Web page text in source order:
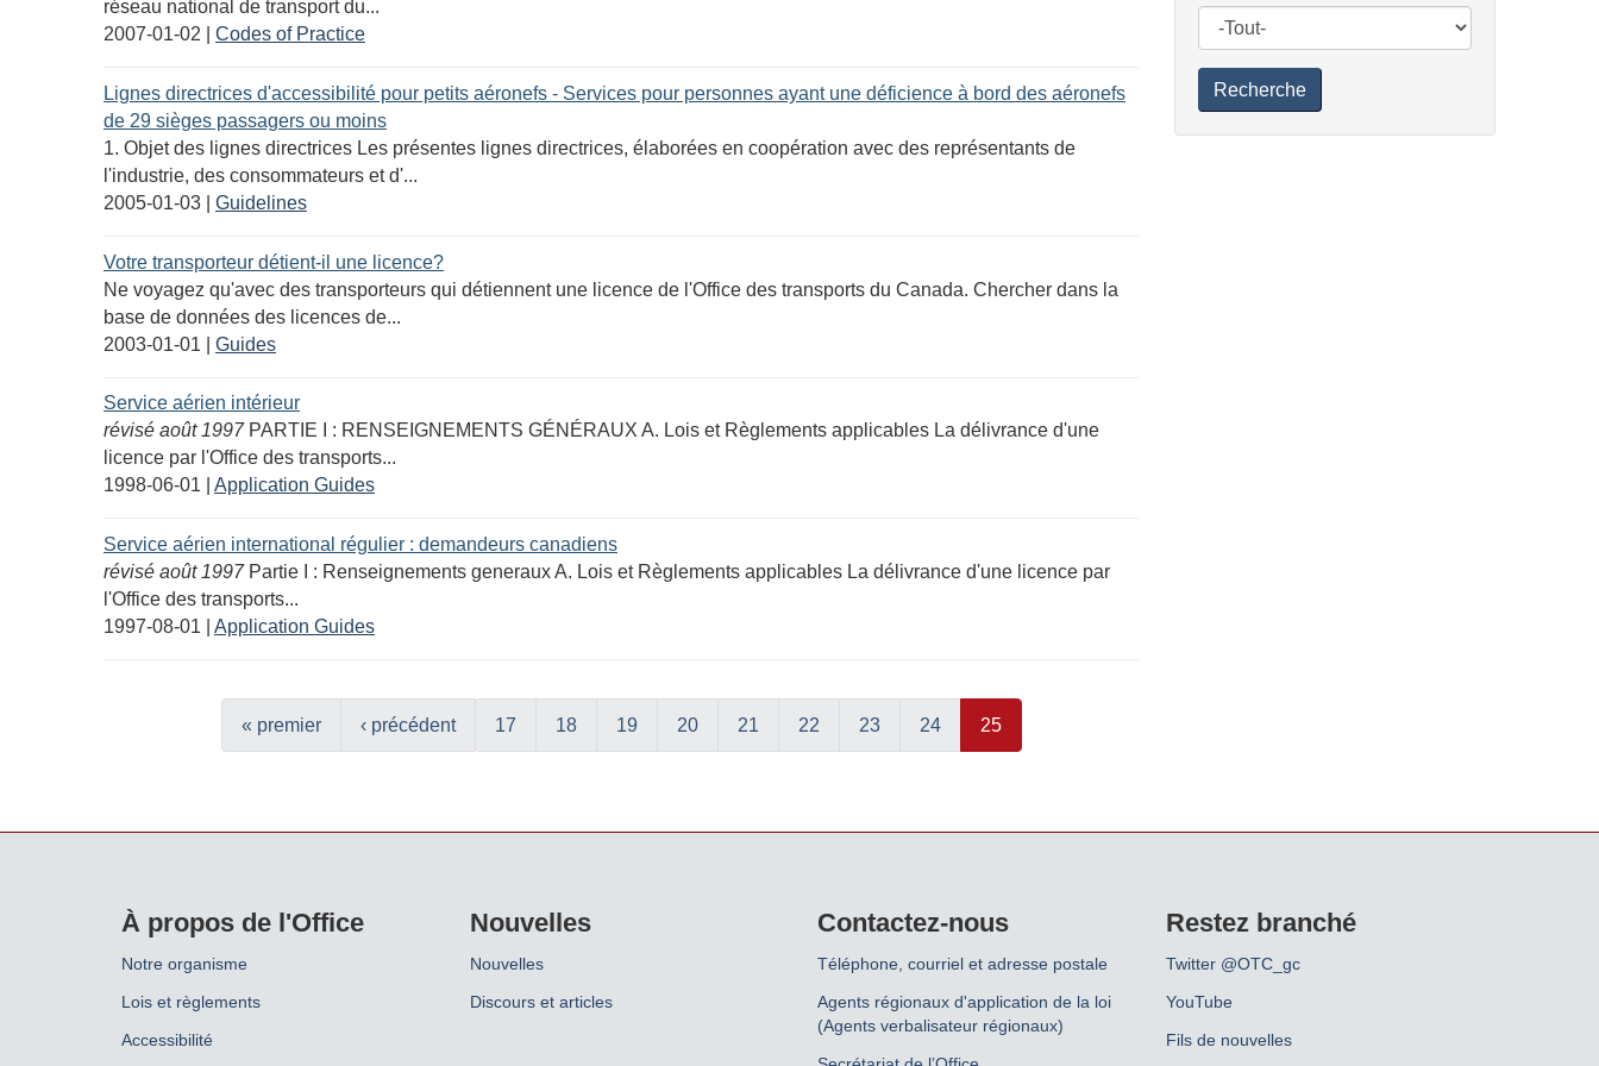
réseau national de transport du...
2007-01-02
Codes of Practice
Lignes directrices d'accessibilité pour petits aéronefs - Services pour personnes ayant une déficience à bord des aéronefs
de 29 sièges passagers ou moins
1. Objet des lignes directrices Les présentes lignes directrices, élaborées en coopération avec des représentants de
l'industrie, des consommateurs et d'...
2005-01-03
Guidelines
Votre transporteur détient-il une licence?
Ne voyagez qu'avec des transporteurs qui détiennent une licence de l'Office des transports du Canada. Chercher dans la
base de données des licences de...
2003-01-01
Guides
Service aérien intérieur
révisé août 1997PARTIE I : RENSEIGNEMENTS GÉNÉRAUX A. Lois et Règlements applicables La délivrance d'une
licence par l'Office des transports...
1998-06-01
Application Guides
Service aérien international régulier : demandeurs canadiens
révisé août 1997Partie I : Renseignements generaux A. Lois et Règlements applicables La délivrance d'une licence par
l'Office des transports...
1997-08-01
Application Guides
« premier ‹ précédent 17 18 19 20 21 22 23 24 25
Recherche
À propos de l'Office
Notre organisme
Lois et règlements
Accessibilité
Nouvelles
Nouvelles
Discours et articles
Contactez-nous
Téléphone, courriel et adresse postale
Agents régionaux d'application de la loi
(Agents verbalisateur régionaux)
Restez branché
Twitter @OTC_gc
YouTube
Fils de nouvelles